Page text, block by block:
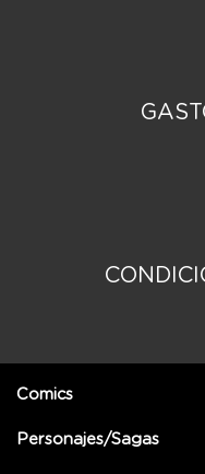
Comics
Personajes/Sagas